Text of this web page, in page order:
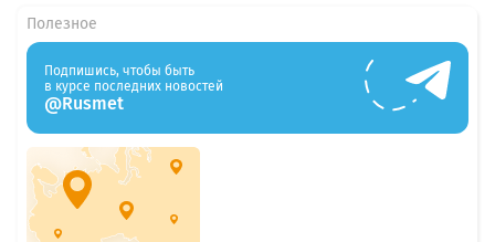
Полезное
Подпишись, чтобы быть
в курсе последних новостей
@Rusmet